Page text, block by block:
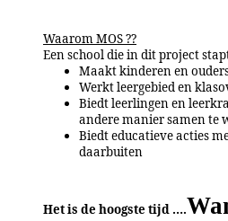
Waarom MOS ??
Een school die in dit project
Maakt kinderen en
Werkt leergebieden
Biedt leerlingen en
andere manier samen te
Biedt educatieve acties
daarbuiten
Het is de hoogste tijd ….